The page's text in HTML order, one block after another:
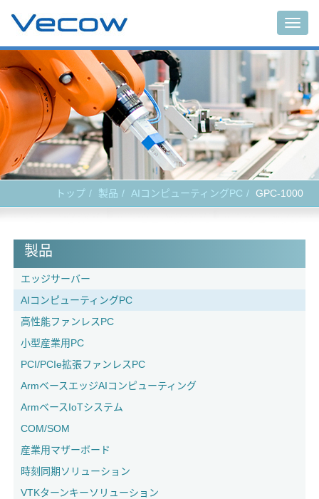
トップ 製品 AIコンピューティングPC GPC-1000
製品
エッジサーバー
AIコンピューティングPC
高性能ファンレスPC
小型産業用PC
PCI/PCIe拡張ファンレスPC
ArmベースエッジAIコンピューティング
ArmベースIoTシステム
COM/SOM
産業用マザーボード
時刻同期ソリューション
VTKターンキーソリューション